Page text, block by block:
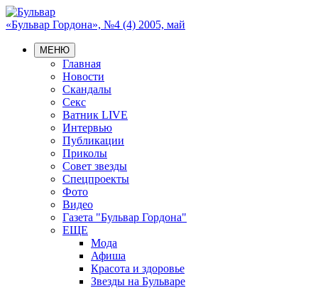
«Бульвар Гордона», №4 (4) 2005, май
МЕНЮ
Главная
Новости
Скандалы
Секс
Ватник LIVE
Интервью
Публикации
Приколы
Совет звезды
Спецпроекты
Фото
Видео
Газета "Бульвар Гордона"
ЕЩЕ
Мода
Афиша
Красота и здоровье
Звезды на Бульваре